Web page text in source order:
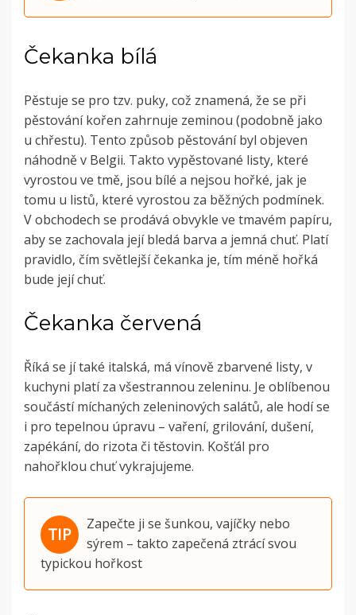
Čekanka bílá
Pěstuje se pro tzv. puky, což znamená, že se při
pěstování kořen zahrnuje zeminou (podobně jako
u chřestu). Tento způsob pěstování byl objeven
náhodně v Belgii. Takto vypěstované listy, které
vyrostou ve tmě, jsou bílé a nejsou hořké, jak je
tomu u listů, které vyrostou za běžných podmínek.
V obchodech se prodává obvykle ve tmavém papíru,
aby se zachovala její bledá barva a jemná chuť. Platí
pravidlo, čím světlejší čekanka je, tím méně hořká
bude její chuť.
Čekanka červená
Říká se jí také italská, má vínově zbarvené listy, v
kuchyni platí za všestrannou zeleninu. Je oblíbenou
součástí míchaných zeleninových salátů, ale hodí se
i pro tepelnou úpravu – vaření, grilování, dušení,
zapékání, do rizota či těstovin. Košťál pro
nahořklou chuť vykrajujeme.
Zapečte ji se šunkou, vajíčky nebo
sýrem – takto zapečená ztrácí svou
typickou hořkost